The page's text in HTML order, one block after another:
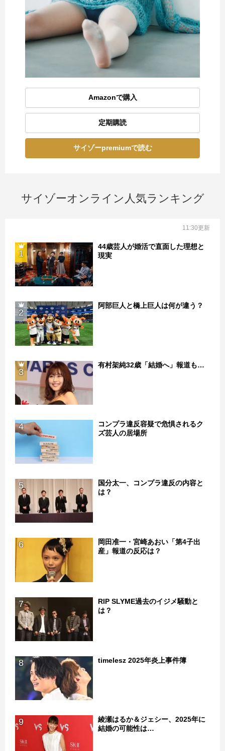
Amazonで購入
定期購読
サイゾーpremiumで読む
サイゾーオンライン人気ランキング
11:30更新
1
44歳芸人が婚活で直面した理想と
現実
2
阿部巨人と橋上巨人は何が違う？
3
有村架純32歳「結婚へ」報道も…
4
コンプラ違反容疑で危惧されるク
ズ芸人の居場所
5
国分太一、コンプラ違反の内容と
は？
6
岡田准一・宮崎あおい「第4子出
産」報道の反応は？
7
RIP SLYME過去のイジメ騒動と
は？
8 timelesz 2025年炎上事件簿
9
綾瀬はるか＆ジェシー、2025年に
結婚の可能性は…